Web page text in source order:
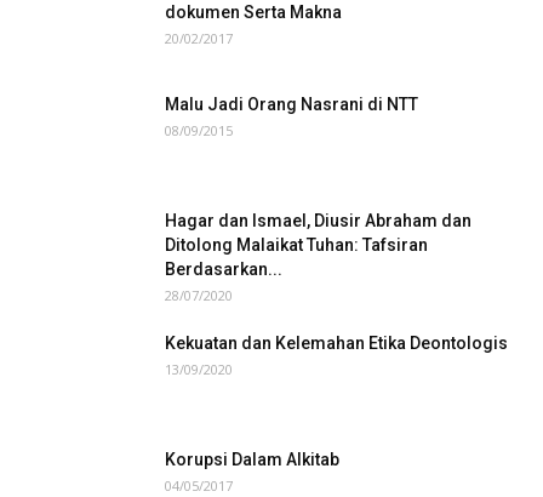
dokumen Serta Makna
20/02/2017
Malu Jadi Orang Nasrani di NTT
08/09/2015
Hagar dan Ismael, Diusir Abraham dan
Ditolong Malaikat Tuhan: Tafsiran
Berdasarkan...
28/07/2020
Kekuatan dan Kelemahan Etika Deontologis
13/09/2020
Korupsi Dalam Alkitab
04/05/2017